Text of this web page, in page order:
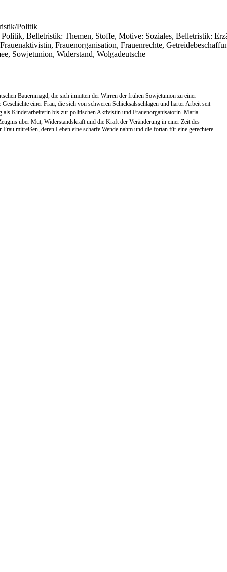
Politik
Belletristik: Themen, Stoffe, Motive: Soziales, Belletristik:
Frauenorganisation, Frauenrechte,
Sowjetunion, Widerstand, Wolgadeutsche
Bauernmagd, die sich inmitten der Wirren der frühen Sowjetunion zu einer
einer Frau, die sich von schweren Schicksalsschlägen und harter Arbeit seit
Kinderarbeiterin bis zur politischen Aktivistin und Frauenorganisatorin  Maria
über Mut, Widerstandskraft und die Kraft der Veränderung in einer Zeit des
mitreißen, deren Leben eine scharfe Wende nahm und die fortan für eine gerechtere